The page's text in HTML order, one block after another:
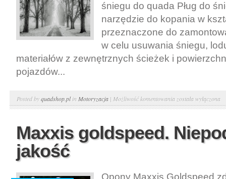
śniegu do quada Pług do
narzędzie do kopania w
przeznaczone do
w celu usuwania śniegu,
materiałów z zewnętrznych ścieżek i
pojazdów...
Posted byquadshop.plin Motoryzacja | Możliwość komentowania Pług
do
do
została wyłączona
Maxxis goldspeed.
jakość
Opony Maxxis Goldspeed